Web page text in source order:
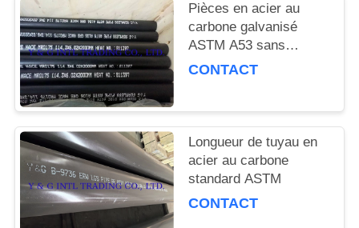
PLAN
DU
SITE
PRIVACY
POLICY
Pièces en acier au
carbone galvanisé
ASTM A53 sans
soudure pour le
CONTACT
Longueur de tuyau en
acier au carbone
standard ASTM
CONTACT